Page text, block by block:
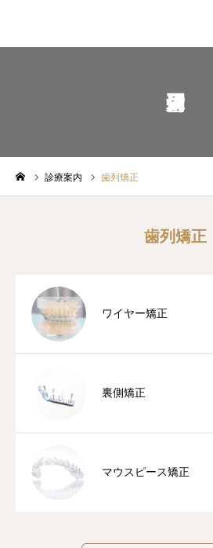
診療案内 歯列矯正
歯列矯正
ワイヤー矯正
裏側矯正
マウスピース矯正
ホーム
審美治療
料金表